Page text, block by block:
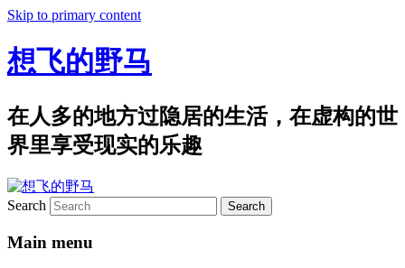
Skip to primary content
想飞的野马
在人多的地方过隐居的生活，在虚构的世
界里享受现实的乐趣
Search
Main menu